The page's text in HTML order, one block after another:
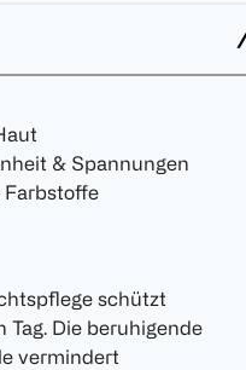
& Spannungen
Farbstoffe
schützt
Die beruhigende
vermindert